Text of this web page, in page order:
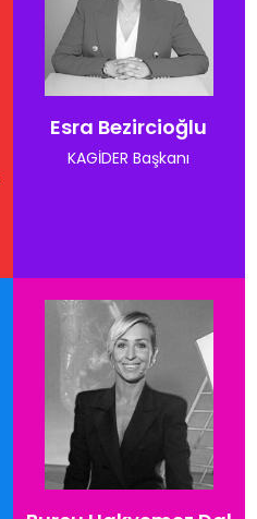
Esra Bezircioğlu
KAGİDER Başkanı